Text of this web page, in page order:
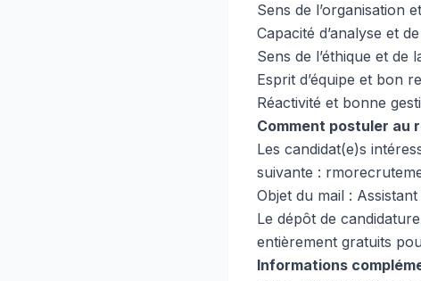
Sens de l’organisation
Capacité d’analyse et
Sens de l’éthique et de
Esprit d’équipe et bon
Réactivité et bonne
Comment postuler au
Les candidat(e)s
suivante :
Objet du mail :
Le dépôt de
entièrement gratuits
Informations